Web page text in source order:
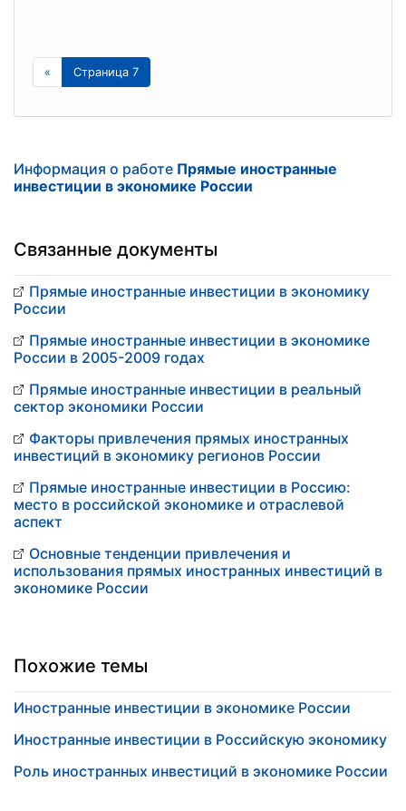
« Страница 7
Информация о работе Прямые иностранные
инвестиции в экономике России
Связанные документы
Прямые иностранные инвестиции в экономику
России
Прямые иностранные инвестиции в экономике
России в 2005-2009 годах
Прямые иностранные инвестиции в реальный
сектор экономики России
Факторы привлечения прямых иностранных
инвестиций в экономику регионов России
Прямые иностранные инвестиции в Россию:
место в российской экономике и отраслевой
аспект
Основные тенденции привлечения и
использования прямых иностранных инвестиций в
экономике России
Похожие темы
Иностранные инвестиции в экономике России
Иностранные инвестиции в Российскую экономику
Роль иностранных инвестиций в экономике России